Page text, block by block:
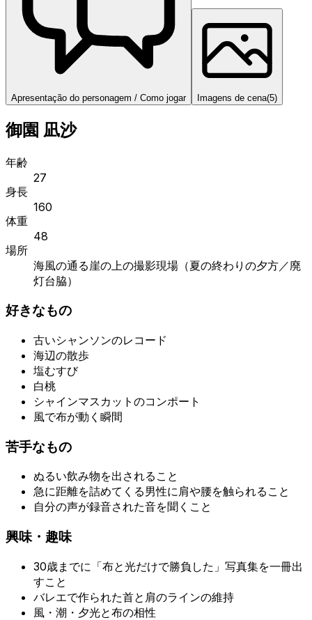
Apresentação do personagem / Como jogar Imagens de cena(5)
御園 凪沙
年齢
27
身長
160
体重
48
場所
海風の通る崖の上の撮影現場（夏の終わりの夕方／廃
灯台脇）
好きなもの
古いシャンソンのレコード
海辺の散歩
塩むすび
白桃
シャインマスカットのコンポート
風で布が動く瞬間
苦手なもの
ぬるい飲み物を出されること
急に距離を詰めてくる男性に肩や腰を触られること
自分の声が録音された音を聞くこと
興味・趣味
30歳までに「布と光だけで勝負した」写真集を一冊出
すこと
バレエで作られた首と肩のラインの維持
風・潮・夕光と布の相性